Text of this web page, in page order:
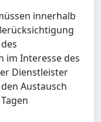
innerhalb
im Interesse des
Dienstleister
Austausch